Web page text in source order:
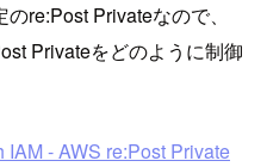
re:Post Privateなので、
Privateをどのように制御
- AWS re:Post Private